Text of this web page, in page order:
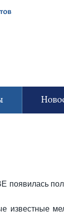
появилась
известные